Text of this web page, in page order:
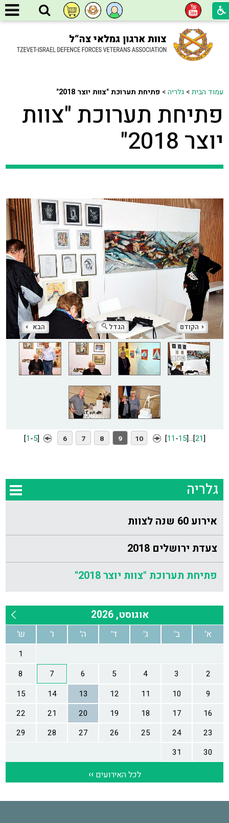
עמוד הבית>גלריה> פתיחת תערוכת "צוות יוצר 2018"
פתיחת תערוכת "צוות
יוצר 2018"
הקודם הגדל הבא
[1-5] 6 7 8 9 10 [11-15]...[21]
גלריה
אירוע 60 שנה לצוות
צעדת ירושלים 2018
פתיחת תערוכת "צוות יוצר 2018"